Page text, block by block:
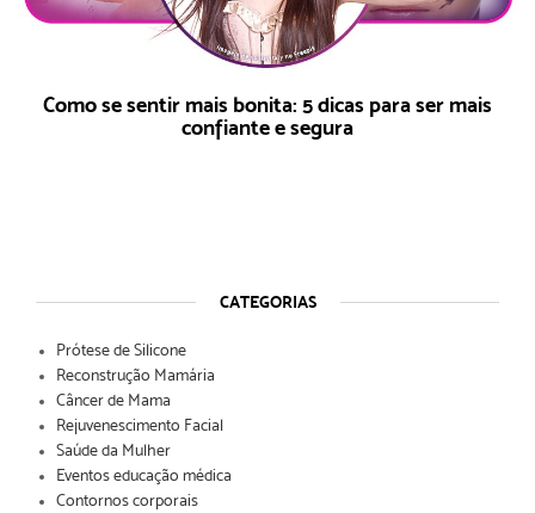
Como se sentir mais bonita: 5 dicas para ser mais
confiante e segura
CATEGORIAS
Prótese de Silicone
Reconstrução Mamária
Câncer de Mama
Rejuvenescimento Facial
Saúde da Mulher
Eventos educação médica
Contornos corporais